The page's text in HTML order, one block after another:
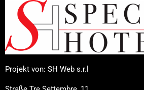
Projekt von: SH Web s.r.l